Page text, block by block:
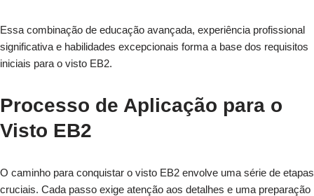
Essa combinação de educação avançada, experiência profissional
significativa e habilidades excepcionais forma a base dos requisitos
iniciais para o visto EB2.
Processo de Aplicação para o
Visto EB2
O caminho para conquistar o visto EB2 envolve uma série de etapas
cruciais. Cada passo exige atenção aos detalhes e uma preparação